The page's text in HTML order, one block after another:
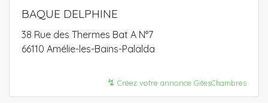
BAQUE DELPHINE
38 Rue des Thermes Bat A N°7
66110 Amélie-les-Bains-Palalda
↯ Créez votre annonce GitesChambres